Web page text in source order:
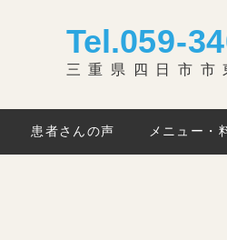
Tel.059-
三重県四日市
患者さんの声 メニュー・